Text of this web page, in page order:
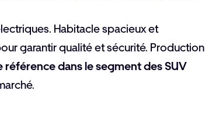
Habitacle spacieux et
garantir qualité et sécurité. Production
référence dans le segment des SUV